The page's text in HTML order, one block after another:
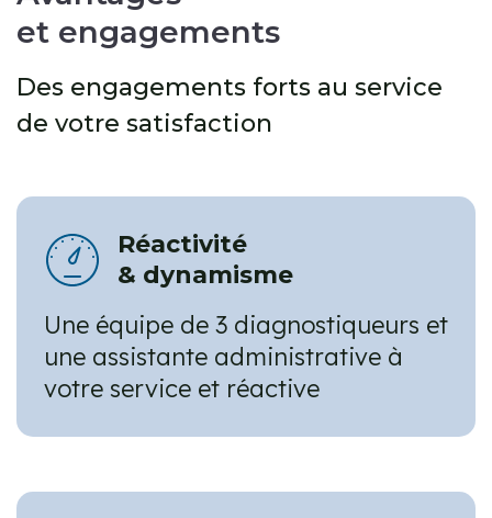
et engagements
Des engagements forts au service
de votre satisfaction
Réactivité
& dynamisme
Une équipe de 3 diagnostiqueurs et
une assistante administrative à
votre service et réactive